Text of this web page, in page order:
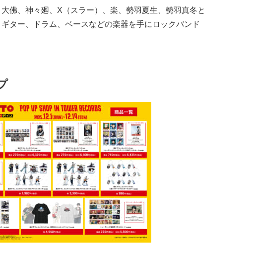
佛、神々廻、X（スラー）、楽、勢羽夏生、勢羽真冬と
ター、ドラム、ベースなどの楽器を手にロックバンド